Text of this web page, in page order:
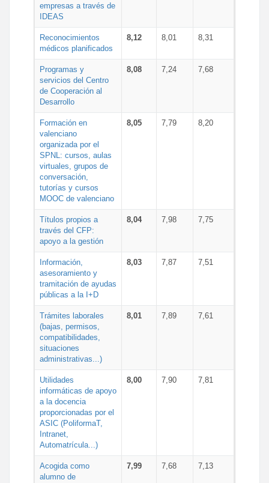
empresas a través de
IDEAS
Reconocimientos
médicos planificados
8,12 8,01 8,31
Programas y
servicios del Centro
de Cooperación al
Desarrollo
8,08 7,24 7,68
Formación en
valenciano
organizada por el
SPNL: cursos, aulas
virtuales, grupos de
conversación,
tutorías y cursos
MOOC de valenciano
8,05 7,79 8,20
Títulos propios a
través del CFP:
apoyo a la gestión
8,04 7,98 7,75
Información,
asesoramiento y
tramitación de ayudas
públicas a la I+D
8,03 7,87 7,51
Trámites laborales
(bajas, permisos,
compatibilidades,
situaciones
administrativas...)
8,01 7,89 7,61
Utilidades
informáticas de apoyo
a la docencia
proporcionadas por el
ASIC (PoliformaT,
Intranet,
Automatrícula...)
8,00 7,90 7,81
Acogida como
alumno de
7,99 7,68 7,13